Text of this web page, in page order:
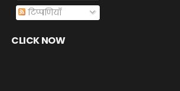
टिप्पणियाँ
CLICK NOW